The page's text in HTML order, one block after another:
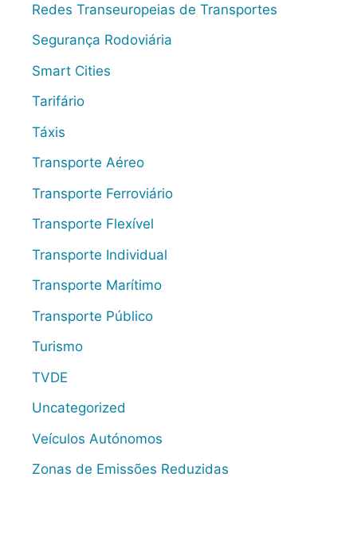
Redes Transeuropeias de Transportes
Segurança Rodoviária
Smart Cities
Tarifário
Táxis
Transporte Aéreo
Transporte Ferroviário
Transporte Flexível
Transporte Individual
Transporte Marítimo
Transporte Público
Turismo
TVDE
Uncategorized
Veículos Autónomos
Zonas de Emissões Reduzidas